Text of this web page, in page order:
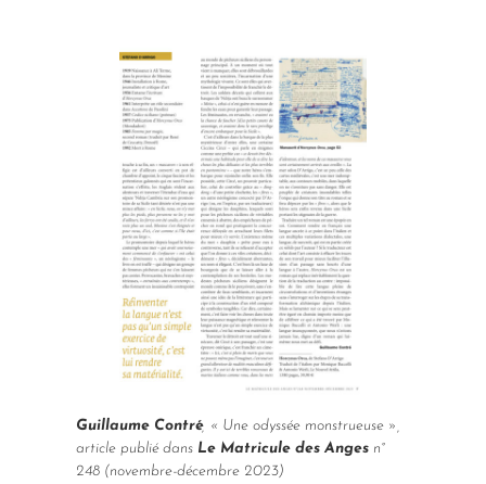
Guillaume Contré, « Une odyssée monstrueuse »,
article publié dans Le Matricule des Anges n°
248 (novembre-décembre 2023)